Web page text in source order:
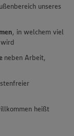
unseres
, in welchem viel
neben Arbeit,
heißt